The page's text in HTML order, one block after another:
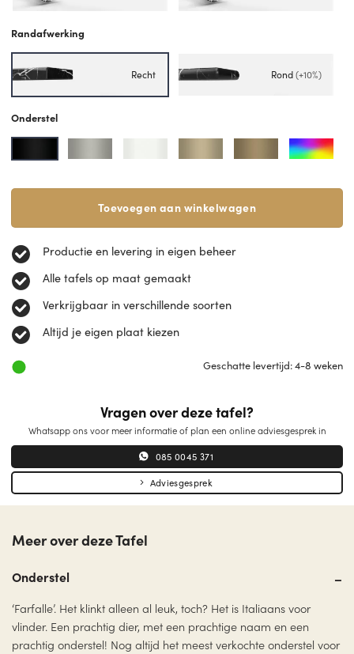
Randafwerking
Recht Rond(+10%)
Onderstel
Toevoegen aan winkelwagen
Productie en levering in eigen beheer
Alle tafels op maat gemaakt
Verkrijgbaar in verschillende soorten
Altijd je eigen plaat kiezen
Geschatte levertijd: 4-8 weken
Vragen over deze tafel?
Whatsapp ons voor meer informatie of plan een online adviesgesprek in
085 0045 371
Adviesgesprek
Meer over deze Tafel
Onderstel
‘Farfalle’. Het klinkt alleen al leuk, toch? Het is Italiaans voor
vlinder. Een prachtig dier, met een prachtige naam en een
prachtig onderstel! Nog altijd het meest verkochte onderstel voor